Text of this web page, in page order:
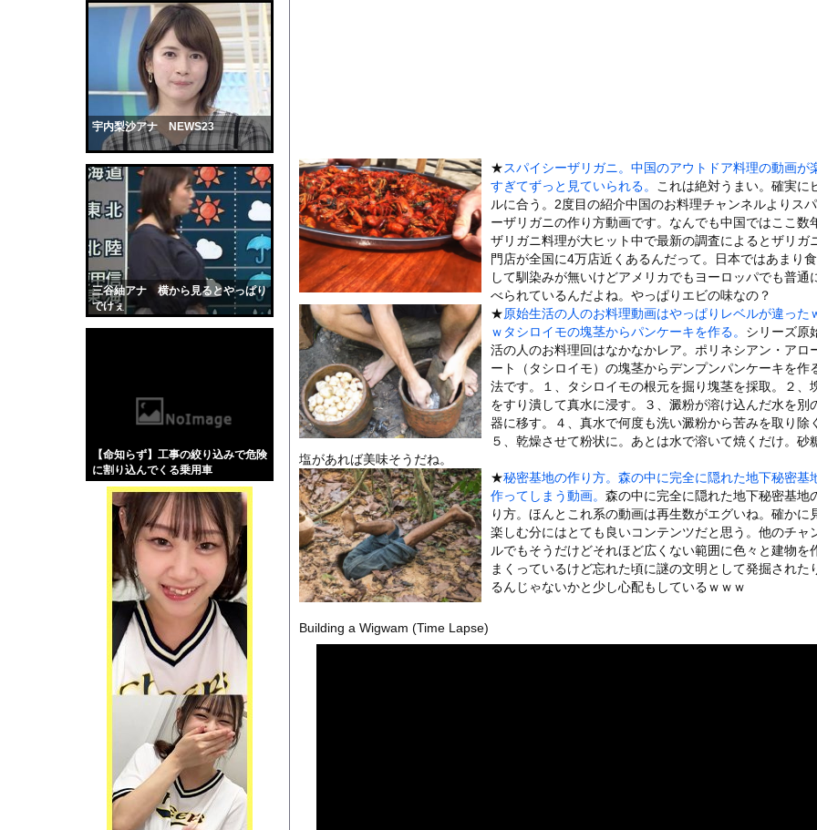
宇内梨沙アナ NEWS23
三谷紬アナ 横から見るとやっぱり
でけぇ
【命知らず】工事の絞り込みで危険
に割り込んでくる乗用車
臨死体験で会ったイエスは「色白・長髪」ではなかった！ 浅黒い肌に短い髪……40年越し...
【画像】元モデルのTBS新人アナさん、プリケツ
【動画】山道で落石。前を走る車に巨大な岩が直撃
彼女はお腹が空いていた。今日はおひとり様で！ → 一蘭みたいなカウンターはこちらです...
【黒歴史】こういう昔の大学ヤリサーの流出エロ動画（顔出し）が一番抜ける
韓国人「安貞桓が韓国代表に激怒！『惨憺たる結果、徹底的な刷新が必要だ』と監督や協会を...
ケンタッキーとか言う唐揚げ屋ｗｗｗｗｗ
【画像】このAVが性癖ブッ刺さりで精子ドクドク作られるわｗｗｗｗ
【悲報】味噌ラーメンで行列、出来ない
【中国】男の子が爆竹に点火 マンホールが爆発しふた吹き飛ぶ
【画像】伊藤舞雪とかいうＡＶ女優ｗｗｗｗｗｗｗｗｗｗw
【緊急】肛門にスティックのり入れたけど出てこないの！！
お知らせ
【動画】ロシア軍のドローンをネット発射装置で撃墜するウクライナ。
Powered by livedoor 相互RSS
示されません。
★スパイシーザリガニ。中国のアウトドア料理の動画が
すぎてずっと見ていられる。
これは絶対うまい。確実に
ルに合う。2度目の紹介中国のお料理チャンネルよりス
ーザリガニの作り方動画です。なんでも中国ではここ数
ザリガニ料理が大ヒット中で最新の調査によるとザリガ
門店が全国に4万店近くあるんだって。日本ではあまり
して馴染みが無いけどアメリカでもヨーロッパでも普通
べられているんだよね。やっぱりエビの味なの？
★原始生活の人のお料理動画はやっぱりレベルが違った
ｗタシロイモの塊茎からパンケーキを作る。 シリーズ原
活の人のお料理回はなかなかレア。ポリネシアン・アロ
ート（タシロイモ）の塊茎からデンプンパンケーキを作
法です。１、タシロイモの根元を掘り塊茎を採取。２、
をすり潰して真水に浸す。３、澱粉が溶け込んだ水を別
器に移す。４、真水で何度も洗い澱粉から苦みを取り除
５、乾燥させて粉状に。あとは水で溶いて焼くだけ。砂
塩があれば美味そうだね。
★秘密基地の作り方。森の中に完全に隠れた地下秘密基
作ってしまう動画。 森の中に完全に隠れた地下秘密基地
り方。ほんとこれ系の動画は再生数がエグいね。確かに
楽しむ分にはとても良いコンテンツだと思う。他のチャ
ルでもそうだけどそれほど広くない範囲に色々と建物を
まくっているけど忘れた頃に謎の文明として発掘された
るんじゃないかと少し心配もしているｗｗｗ
Building a Wigwam (Time Lapse)